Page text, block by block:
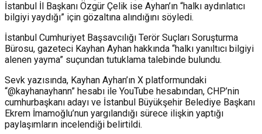
İstanbul İl Başkanı Özgür Çelik ise Ayhan’ın “halkı aydınlatıcı
bilgiyi yaydığı” için gözaltına alındığını söyledi.
İstanbul Cumhuriyet Başsavcılığı Terör Suçları Soruşturma
Bürosu, gazeteci Kayhan Ayhan hakkında “halkı yanıltıcı bilgiyi
alenen yayma” suçundan tutuklama talebinde bulundu.
Sevk yazısında, Kayhan Ayhan’ın X platformundaki
“@kayhanayhann” hesabı ile YouTube hesabından, CHP’nin
cumhurbaşkanı adayı ve İstanbul Büyükşehir Belediye Başkanı
Ekrem İmamoğlu’nun yargılandığı sürece ilişkin yaptığı
paylaşımların incelendiği belirtildi.